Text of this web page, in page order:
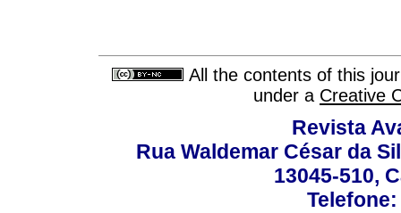
All the contents of this
under a Creative
Revista
Rua Waldemar César da
13045-510,
Telefone: